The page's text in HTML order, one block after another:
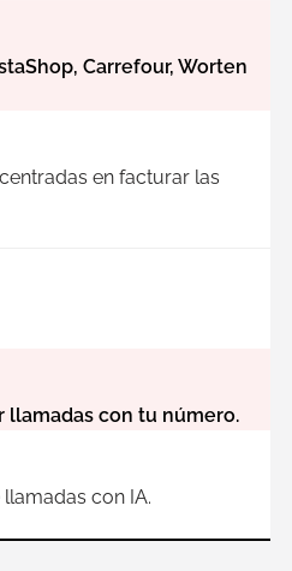
Carrefour, Worten
en facturar las
llamadas con tu número.
con IA.